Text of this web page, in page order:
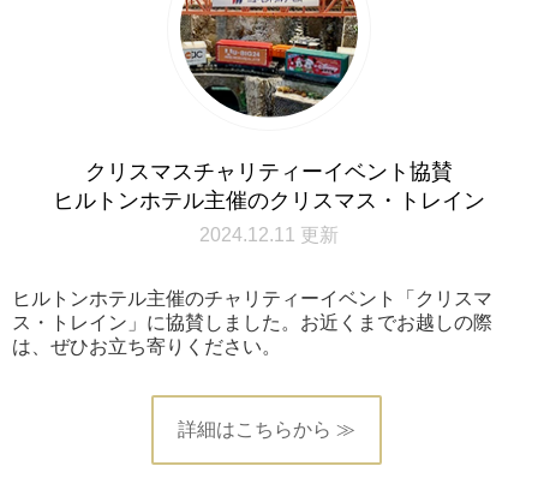
クリスマスチャリティーイベント協賛
ヒルトンホテル主催のクリスマス・トレイン
2024.12.11 更新
ヒルトンホテル主催のチャリティーイベント「クリスマ
ス・トレイン」に協賛しました。お近くまでお越しの際
は、ぜひお立ち寄りください。
詳細はこちらから ≫